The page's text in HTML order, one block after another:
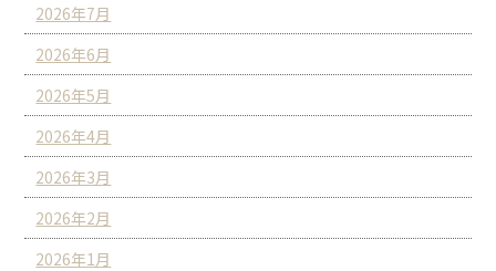
2026年7月
2026年6月
2026年5月
2026年4月
2026年3月
2026年2月
2026年1月